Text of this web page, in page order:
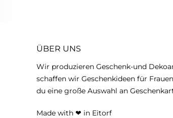
ÜBER UNS
Wir produzieren Geschenk-und
schaffen wir Geschenkideen für
du eine große Auswahl an
Made with ❤ in Eitorf